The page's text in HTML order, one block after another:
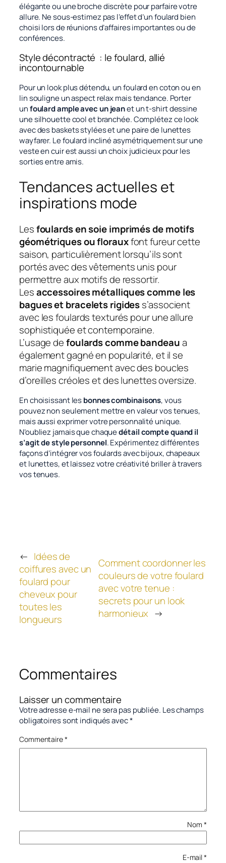
élégante ou une broche discrète pour parfaire votre
allure. Ne sous-estimez pas l’effet d’un foulard bien
choisi lors de réunions d’affaires importantes ou de
conférences.
Style décontracté : le foulard, allié
incontournable
Pour un look plus détendu, un foulard en coton ou en
lin souligne un aspect relax mais tendance. Porter
unfoulard ample avec un jeanet un t-shirt dessine
une silhouette cool et branchée. Complétez ce look
avec des baskets stylées et une paire de lunettes
wayfarer. Le foulard incliné asymétriquement sur une
veste en cuir est aussi un choix judicieux pour les
sorties entre amis.
Tendances actuelles et
inspirations mode
Lesfoulards en soie imprimés de motifs
géométriques ou florauxfont fureur cette
saison, particulièrement lorsqu’ils sont
portés avec des vêtements unis pour
permettre aux motifs de ressortir.
Lesaccessoires métalliques comme les
bagues et bracelets rigidess’associent
avec les foulards texturés pour une allure
sophistiquée et contemporaine.
L’usage defoulards comme bandeaua
également gagné en popularité, et il se
marie magnifiquement avec des boucles
d’oreilles créoles et des lunettes oversize.
En choisissant lesbonnes combinaisons, vous
pouvez non seulement mettre en valeur vos tenues,
mais aussi exprimer votre personnalité unique.
N’oubliez jamais que chaquedétail compte quand il
s’agit de style personnel. Expérimentez différentes
façons d’intégrer vos foulards avec bijoux, chapeaux
et lunettes, et laissez votre créativité briller à travers
vos tenues.
← Idées de
coiffures avec un
foulard pour
cheveux pour
toutes les
longueurs
Comment coordonner les
couleurs de votre foulard
avec votre tenue :
secrets pour un look
harmonieux →
Commentaires
Laisser un commentaire
Votre adresse e-mail ne sera pas publiée. Les champs
obligatoires sont indiqués avec*
Commentaire*
Nom*
E-mail*